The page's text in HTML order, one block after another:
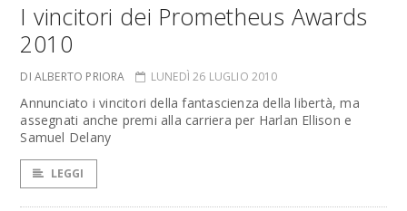
I vincitori dei Prometheus Awards
2010
DI ALBERTO PRIORA LUNEDÌ 26 LUGLIO 2010
Annunciato i vincitori della fantascienza della libertà, ma
assegnati anche premi alla carriera per Harlan Ellison e
Samuel Delany
LEGGI